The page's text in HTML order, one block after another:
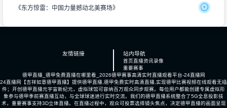
《东方惊雷：中国力量撼动北美赛场》
友情链接 站内导航
首页直播资讯录像
重要赛事
德甲直播_德甲免费直播在哪里看_2026德甲赛事高清实时直播观看平台-24直播网
24直播网【吉祥如意德甲直播】提供德甲直播,德甲免费实时高清直播,实现德甲比赛视频在线观看无插
件；开创德甲直播元宇宙新纪元，虚拟球馆可容纳百万观众同步观赛。每位用户都能创建专属虚拟形
象参与德甲季前赛直播互动，与全球球迷进行实时交流。我们的德甲直播系统整合了5G全息投影技
术，重要赛事支持3D立体直播。在直播过程中，观众可投票选择镜头焦点，决定德甲直播的画面呈现